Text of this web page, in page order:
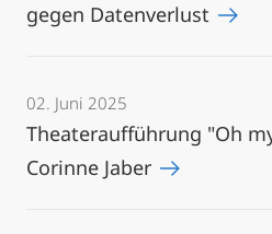
gegen Datenverlust
02. Juni 2025
Theateraufführung "Oh
Corinne Jaber